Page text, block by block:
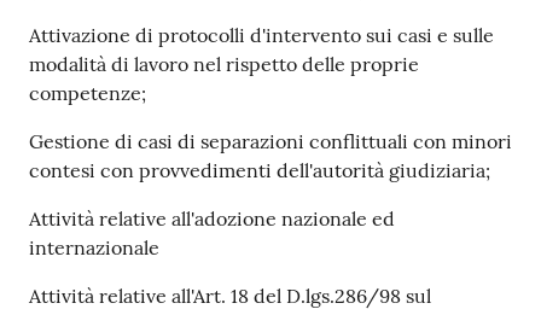
Attivazione di protocolli d'intervento sui casi e sulle
modalità di lavoro nel rispetto delle proprie
competenze;
Gestione di casi di separazioni conflittuali con minori
contesi con provvedimenti dell'autorità giudiziaria;
Attività relative all'adozione nazionale ed
internazionale
Attività relative all'Art. 18 del D.lgs.286/98 sul